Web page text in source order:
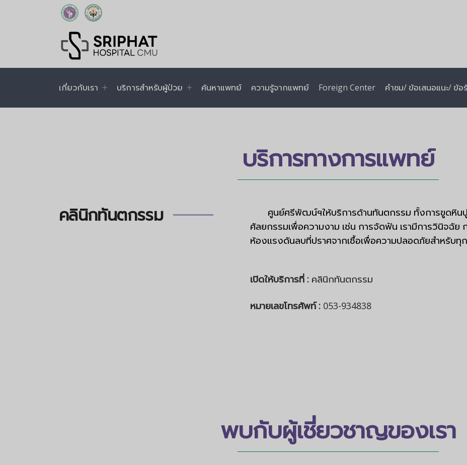
เกี่ยวกับเรา บริการสำหรับผู้ป่วย ค้นหาแพทย์ ความรู้จากแพทย์ Foreign Center คำชม/ ข้อเสนอแนะ/ ข้อ
บริการทางการแพทย์
คลินิกทันตกรรม
ศูนย์ศรีพัฒน์ฯให้บริการด้านทันตกรรม ทั้งการขูดหิน
ศัลยกรรมเพื่อความงาม เช่น การจัดฟัน เรามีการวินิจฉัย
ห้องแรงดันลบที่ปราศจากเชื้อเพื่อความปลอดภัยสำหรับทุก
เปิดให้บริการที่ : คลินิกทันตกรรม
หมายเลขโทรศัพท์ : 053-934838
พบกับผู้เชี่ยวชาญของเรา